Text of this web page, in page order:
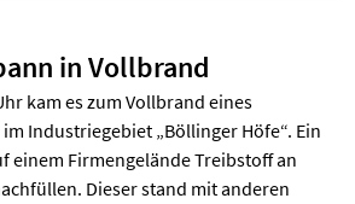
in Vollbrand
kam es zum Vollbrand eines
Industriegebiet „Böllinger Höfe“. Ein
einem Firmengelände Treibstoff an
Dieser stand mit anderen